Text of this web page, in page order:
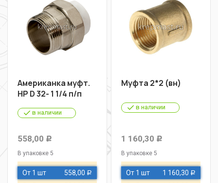
Американка муфт.
НР D 32- 1 1/4 п/п
в наличии
558,00 Р
В упаковке 5
От 1 шт 558,00 Р
Муфта 2*2 (вн)
в наличии
1 160,30 Р
В упаковке 5
От 1 шт 1 160,30 Р